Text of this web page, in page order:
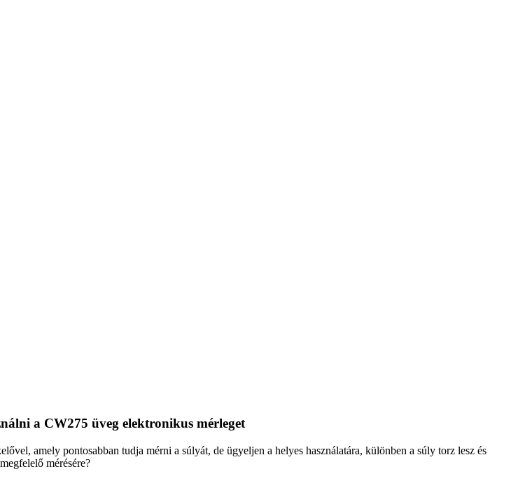
a CW275 üveg elektronikus mérleget
amely pontosabban tudja mérni a súlyát, de ügyeljen a helyes használatára, különben a súly torz lesz és
mérésére?